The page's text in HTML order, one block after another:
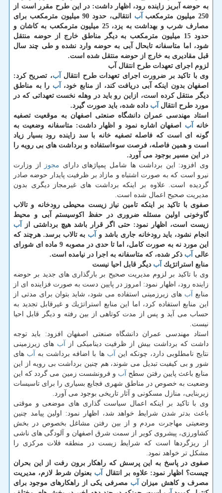
به حوضه آبریز زاینده رود، اظهار داشت: در این طرح مقرر است از
250 میلیون مترمكعب
آب
انتقالی، حدود 90 میلیون مترمكعب برای
مصارف شرب و بهداشت به یزد، 25 میلیون مترمكعب به كاشان و
حدود 15 میلیون مترمكعب به دیگر مناطق خارج از حوضه منتقل
شود، اما متاسفانه تابحال آبی به حوضه وارد نشده و طی چند سال
قبل مقادیری به خارج از حوضه منتقل شده است.
لزوم اجرای تعهدات طرح انتقال آب
وی با تاكید بر ضرورت اجرای تعهدات طرح انتقال
آب، تصریح كرد:
اصفهان بدون اینكه آبی دریافت كند، از منابع خود،
آب را به مناطق
دیگر منتقل كرده است، ازاین رو باید در وهله نخست تعهداتی كه در
مورد طرح انتقال آب داده شده، باید صورت گیرد.
استاد مهندسی عمران دانشگاه صنعتی اصفهان به موقعیت تصفیه
خانه
آب اصفهان اشاره نمود و اظهار داشت: متاسفانه وضعیت به
گونه ای است كه فاصله تصفیه خانه با سد زاینده رود بسیار زیاد
است و همین فاصله، فرصت سوءاستفاده و برداشت های بی رویه را
در این مسیر بوجود می آورد.
وی افزود: این برداشت ها شامل پمپاژهای دارای مجوز
از وزارت
نیرو است كه به صورت اشتباه و مازاد بر ظرفیت پایدار حوضه صادر
گردیده است. علاوه بر اینكه برداشت های غیرمجاز دیگری بدون
مدیریت صحیح اعمال شده است.
صفوی با تاكید بر اینكه تامین نیاز زیست محیطی رودخانه و تالاب
گاوخونی اولین مسئله ضروری در حفظ اكوسیستم آبی و محیط
زیست است، اظهار نمود: حتی اگر قرار باشد هیچ برداشتی از
آب
انجام نشود، باید رودخانه جاری باشد و
آب به تالاب برسد. هرچند كه
این مورد نه به صورت كامل، اما تا حدی در مصوبه 9 ماده ای شورای
عالی آب ذكر شده، كه متاسفانه به اجرا در نیامده است.
منابع استراتژیك آب دیگر قابل احیا نیست
وی با تاكید بر لزوم مدیریت صحیح بر بارگذاری های جدید بر حوضه
زاینده رود، اظهار نمود: امروز در پایین دست به صورت فزاینده ای از
منابع آب های زیرزمینی استفاده می شود، شاید بتوان برای مدتی از
این منابع استفاده كرد، اما این منابع استراتژیك و غیرقابل تجدید به
حساب می آید و پس از مدت كوتاهی از بین رفته و دیگر قابل احیا
نیست.
استاد مهندسی عمران دانشگاه صنعتی اصفهان افزود: باید توجه
داشت كه برداشت بیش از ظرفیت دینامیكی از آب های زیرزمینی
نتایج نامطلوبی دارد، چونكه این آب ها با اضافه برداشت به آب های
شور و بی كیفیت تبدیل می شوند، هم چنین برداشت بی رویه از این
منابع باعث پایین رفتن سطح آب و فرونشست زمین می گردد كه این
وضعیت به خصوص در مناطق شهری فجایع بسیاری را برای تاسیسات
زیربنایی، منازل مسكونی و آثار تاریخی بوجود می آورد.
وی با تاكید بر اینكه اعمال سیاست گذاری های موضعی و موقتی
باعث بدتر شدن شرایط خواهد شد، اظهار نمود: اولین پیامد چنین
وضعیتی مهاجرت مردم و از بین رفتن مشاغل بخصوص در بخش
كشاورزی، پیشروی كویر از سمت شرق اصفهان و آلودگی های ناشی
از ریزگردها است كه شرایط زیست در منطقه فلات مركزی را
مشكل تر خواهد نمود.
صفوی در پاسخ به این پرسش كه راهكار برون رفت از این بحران
چیست؟ اظهار نمود: علاوه بر انتقال
آب بعنوان شرط لازم، مدیریت
مصرف و كاهش میزان
آب مصرفی یكی از راهكارهای موجود برای